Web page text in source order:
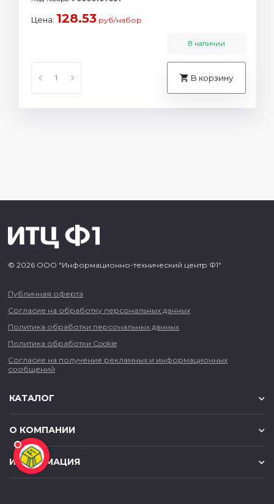
Цена: 128.53 руб/набор
В наличии
В корзину
© 2026 ООО "Информационно-технический центр Ф1"
Публичная оферта
Согласие на обработку персональных данных
Политика обработки персональных данных
Политика обработки Cookie
Согласие на получение рекламных и информационных
сообщений
КАТАЛОГ
О КОМПАНИИ
ИНФОРМАЦИЯ